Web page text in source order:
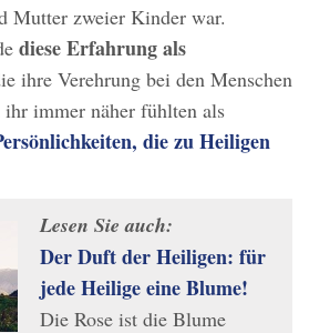
Mutter zweier Kinder war.
diese Erfahrung als
ihre Verehrung bei den Menschen
immer näher fühlten als
die zu Heiligen
Lesen Sie auch:
Der Duft der Heiligen: für
jede Heilige eine Blume!
Die Rose ist die Blume